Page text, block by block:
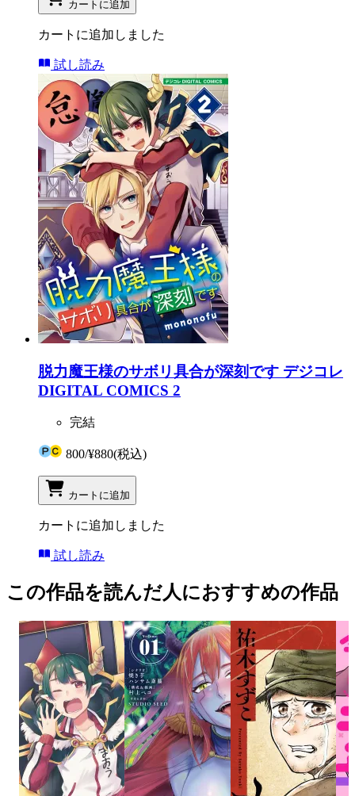
カートに追加
カートに追加しました
試し読み
脱力魔王様のサボリ具合が深刻です デジコレ
DIGITAL COMICS 2
完結
800/¥880(税込)
カートに追加
カートに追加しました
試し読み
この作品を読んだ人におすすめの作品